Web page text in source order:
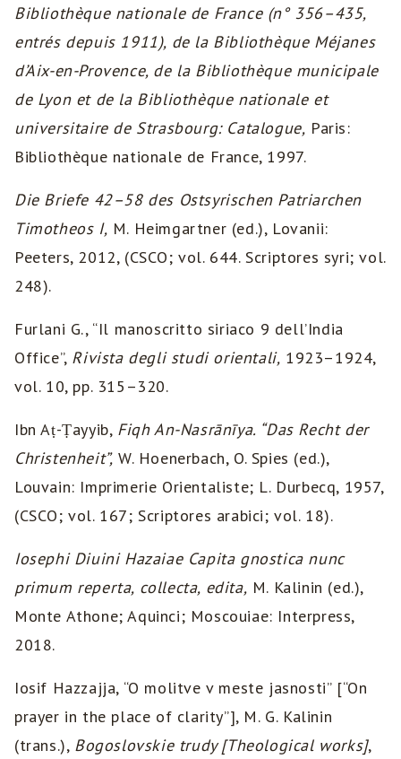
Bibliothèque nationale de France (n° 356–435,
entrés depuis 1911), de la Bibliothèque Méjanes
d’Aix-en-Provence, de la Bibliothèque municipale
de Lyon et de la Bibliothèque nationale et
universitaire de Strasbourg: Catalogue, Paris:
Bibliothèque nationale de France, 1997.
Die Briefe 42–58 des Ostsyrischen Patriarchen
Timotheos I, M. Heimgartner (ed.), Lovanii:
Peeters, 2012, (CSCO; vol. 644. Scriptores syri; vol.
248).
Furlani G., “Il manoscritto siriaco 9 dell’India
Office”, Rivista degli studi orientali, 1923–1924,
vol. 10, pp. 315–320.
Ibn Aṭ-Ṭayyib, Fiqh An-Nasrānīya. “Das Recht der
Christenheit”, W. Hoenerbach, O. Spies (ed.),
Louvain: Imprimerie Orientaliste; L. Durbecq, 1957,
(CSCO; vol. 167; Scriptores arabici; vol. 18).
Iosephi Diuini Hazaiae Capita gnostica nunc
primum reperta, collecta, edita, M. Kalinin (ed.),
Monte Athone; Aquinci; Moscouiae: Interpress,
2018.
Iosif Hazzajja, “O molitve v meste jasnosti” [“On
prayer in the place of clarity”], M. G. Kalinin
(trans.), Bogoslovskie trudy [Theological works],